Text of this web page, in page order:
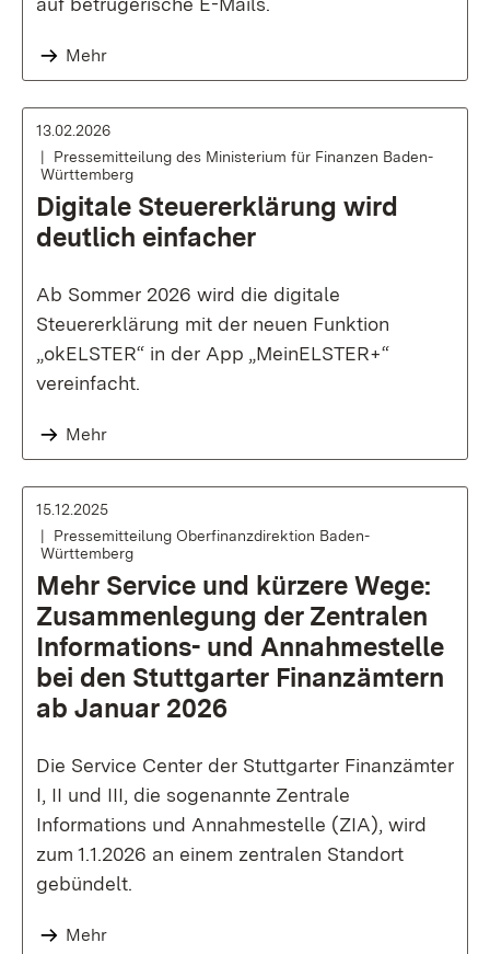
Mehr
13.02.2026
Pressemitteilung des Ministerium für Finanzen Baden-
Württemberg
Digitale Steuererklärung wird
deutlich einfacher
Ab Sommer 2026 wird die digitale
Steuererklärung mit der neuen Funktion
„okELSTER“ in der App „MeinELSTER+“
vereinfacht.
Mehr
15.12.2025
Pressemitteilung Oberfinanzdirektion Baden-
Württemberg
Mehr Service und kürzere Wege:
Zusammenlegung der Zentralen
Informations- und Annahmestelle
bei den Stuttgarter Finanzämtern
ab Januar 2026
Die Service Center der Stuttgarter Finanzämter
I, II und III, die sogenannte Zentrale
Informations und Annahmestelle (ZIA), wird
zum 1.1.2026 an einem zentralen Standort
gebündelt.
Mehr